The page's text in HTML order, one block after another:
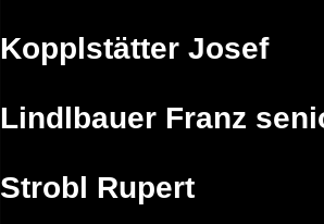
Kopplstätter Josef
Lindlbauer Franz
Strobl Rupert